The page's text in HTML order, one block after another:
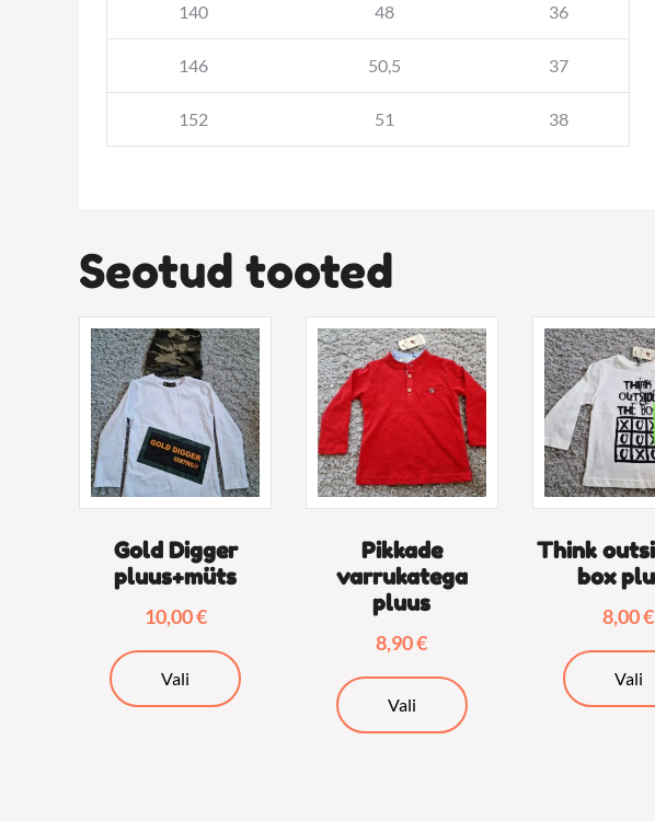
140 48 36
146 50,5 37
152 51 38
Seotud tooted
Gold Digger
pluus+müts
10,00€
Vali
tootel
Pikkade
varrukatega
pluus
8,90€
Vali
tootel
Think
box
8,00€
Vali